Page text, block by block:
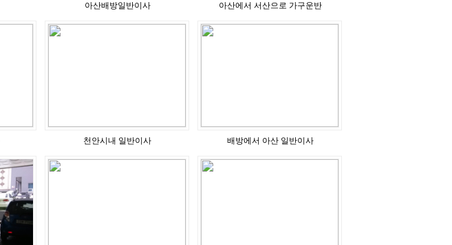
아산배방일반이사 아산에서 서산으로 가구운반
천안시내 일반이사 배방에서 아산 일반이사